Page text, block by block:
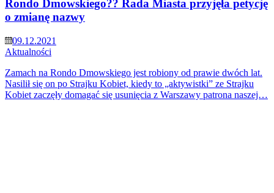
Rondo Dmowskiego?? Rada Miasta przyjęła petycję
o zmianę nazwy
09.12.2021
Aktualności
Zamach na Rondo Dmowskiego jest robiony od prawie dwóch lat.
Nasilił się on po Strajku Kobiet, kiedy to „aktywistki” ze Strajku
Kobiet zaczęły domagać się usunięcia z Warszawy patrona naszej…